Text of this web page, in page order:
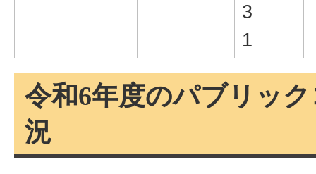
3
1
令和6年度のパブリッ
況